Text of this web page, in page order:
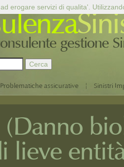
gestione
Problematiche assicurative | Sinistri
lieve
erogare servizi di qualita'.